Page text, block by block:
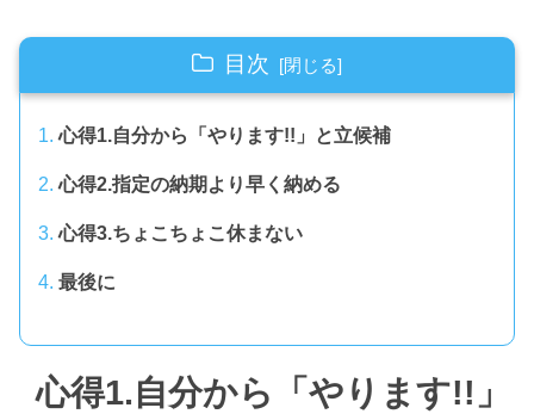
目次
心得1.自分から「やります!!」と立候補
心得2.指定の納期より早く納める
心得3.ちょこちょこ休まない
最後に
心得1.自分から「やります!!」